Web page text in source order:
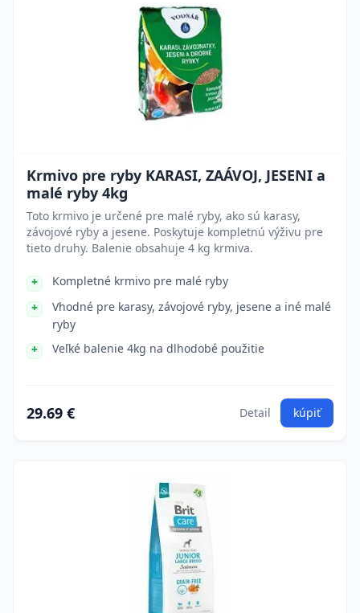
Krmivo pre ryby KARASI, ZAÁVOJ, JESENI a
malé ryby 4kg
Toto krmivo je určené pre malé ryby, ako sú karasy,
závojové ryby a jesene. Poskytuje kompletnú výživu pre
tieto druhy. Balenie obsahuje 4 kg krmiva.
Kompletné krmivo pre malé ryby
Vhodné pre karasy, závojové ryby, jesene a iné malé
ryby
Veľké balenie 4kg na dlhodobé použitie
29.69 € Detail kúpiť